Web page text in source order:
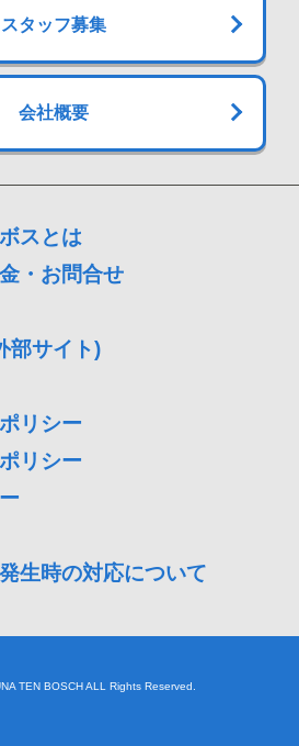
スタッフ募集
会社概要
スとは
・お問合せ
部サイト)
リシー
リシー
生時の対応について
TEN BOSCH ALL Rights Reserved.